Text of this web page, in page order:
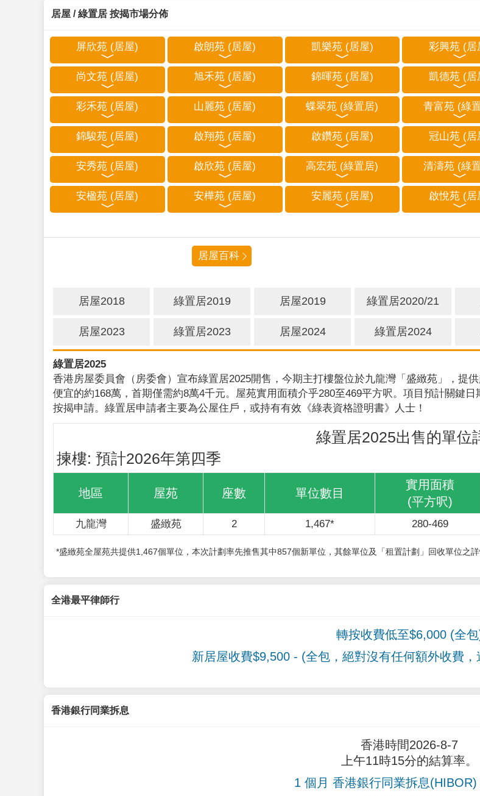
居屋 / 綠置居 按揭市場分佈
屏欣苑 (居屋) 啟朗苑 (居屋) 凱樂苑 (居屋) 彩興苑 (居
尚文苑 (居屋) 旭禾苑 (居屋) 錦暉苑 (居屋) 凱德苑 (居
彩禾苑 (居屋) 山麗苑 (居屋) 蝶翠苑 (綠置居) 青富苑 (綠
錦駿苑 (居屋) 啟翔苑 (居屋) 啟鑽苑 (居屋) 冠山苑 (居
安秀苑 (居屋) 啟欣苑 (居屋) 高宏苑 (綠置居) 清濤苑 (綠
安楹苑 (居屋) 安樺苑 (居屋) 安麗苑 (居屋) 啟悅苑 (居
居屋百科
居屋2018 綠置居2019 居屋2019 綠置居2020/21
居屋2023 綠置居2023 居屋2024 綠置居2024
綠置居2025
香港房屋委員會（房委會）宣布綠置居2025開售，今期主打樓盤位於九龍灣「盛緻苑」，提
便宜的約168萬，首期僅需約8萬4千元。屋苑實用面積介乎280至469平方呎。項目預計關鍵
按揭申請。綠置居申請者主要為公屋住戶，或持有有效《綠表資格證明書》人士！
綠置居2025出售的單位
揀樓: 預計2026年第四季
地區 屋苑 座數 單位數目
實用面積
(平方呎)
九龍灣 盛緻苑 2 1,467* 280-469
*盛緻苑全屋苑共提供1,467個單位，本次計劃率先推售其中857個新單位，其餘單位及「租置計劃」回收單位之詳
全港最平律師行
轉按收費低至$6,000 (全
新居屋收費$9,500 - (全包，絕對沒有任何額外收費
香港銀行同業拆息
香港時間2026-8-7
上午11時15分的結算率。
1 個月 香港銀行同業拆息